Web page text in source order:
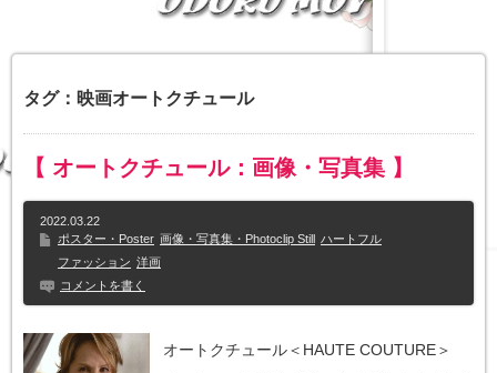
タグ：映画オートクチュール
【 オートクチュール：画像・写真集 】
2022.03.22
ポスター・Poster 画像・写真集・Photoclip Still
ハートフル
ファッション 洋画
コメントを書く
オートクチュール＜HAUTE COUTURE＞